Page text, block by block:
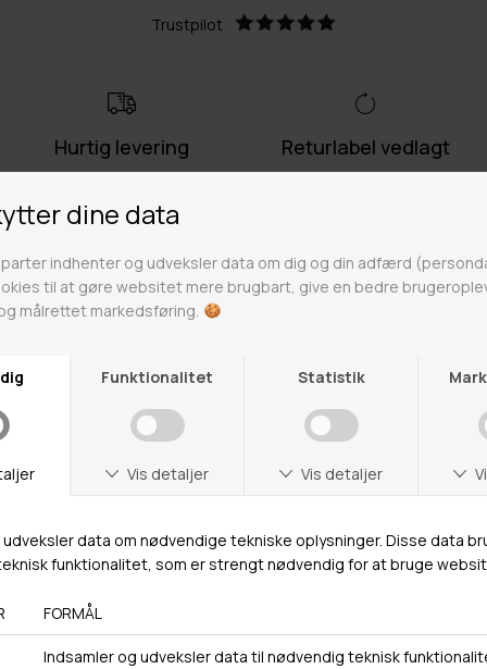
Trustpilot
Hurtig levering Returlabel vedlagt
Fri fragt over 499kr
Butikker